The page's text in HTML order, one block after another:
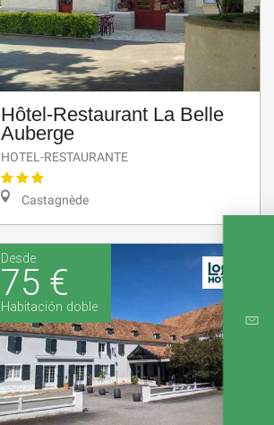
Hôtel-Restaurant La Belle
Auberge
HOTEL-RESTAURANTE
Castagnède
Desde
75 €
Habitación doble